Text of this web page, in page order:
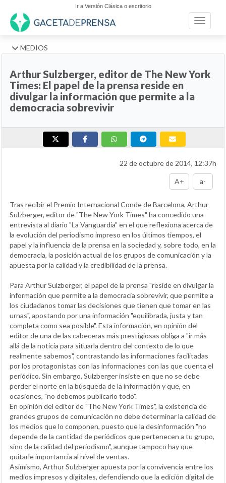
Ir a Versión Clásica o escritorio
Toggle
MEDIOS
Arthur Sulzberger, editor de The New York
Times: El papel de la prensa reside en
divulgar la información que permite a la
democracia sobrevivir
22 de octubre de 2014, 12:37h
A+ a-
Tras recibir el Premio Internacional Conde de Barcelona, Arthur
Sulzberger, editor de "The New York Times" ha concedido una
entrevista al diario "La Vanguardia" en el que reflexiona acerca de
la evolución del periodismo impreso en los últimos tiempos, el
papel y la influencia de la prensa en la sociedad y, sobre todo, en la
democracia, la posición actual de los grupos de comunicación y la
apuesta por la calidad y la credibilidad de la prensa.
Para Arthur Sulzberger, el papel de la prensa "reside en divulgar la
información que permite a la democracia sobrevivir, que permite a
los ciudadanos tomar las decisiones que tienen que tomar en las
urnas", apostando por una información "equilibrada, justa y tan
completa como sea posible". Esta información, en opinión del
editor de una de las cabeceras más prestigiosas obliga a "ir más
allá de la noticia para situarla dentro del contexto de lo que
realmente sabemos", contrastando las informaciones facilitadas
por los protagonistas con las informaciones con las que cuenta el
periódico. Sin embargo, Sulzberger insiste en que no se debe
perder el norte en la búsqueda de la información y que, en
ocasiones, "no debemos publicarlo todo".
En opinión del editor de "The New York Times", la existencia de
grandes grupos de comunicación no debe determinar la calidad de
los medios que lo componen, puesto que la desinformación "no
depende de la cantidad de periódicos que pertenecen a tu grupo,
sino de la calidad del periodismo", aunque tampoco hay que
quitarle importancia al nivel de ventas.
Asimismo, Arthur Sulzberger apuesta por la convivencia entre los
medios impresos y digitales, defendiendo que la edición digital de